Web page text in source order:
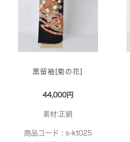
黒留袖[菊の花]
44,000円
素材:正絹
商品コード : s-kt025